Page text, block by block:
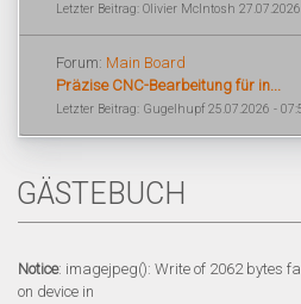
Letzter Beitrag: Olivier McIntosh
Forum: Main Board
Präzise CNC-Bearbeitung für in...
Letzter Beitrag: Gugelhupf 25.07.2026 -
GÄSTEBUCH
Notice: imagejpeg(): Write of 2062 bytes
on device in